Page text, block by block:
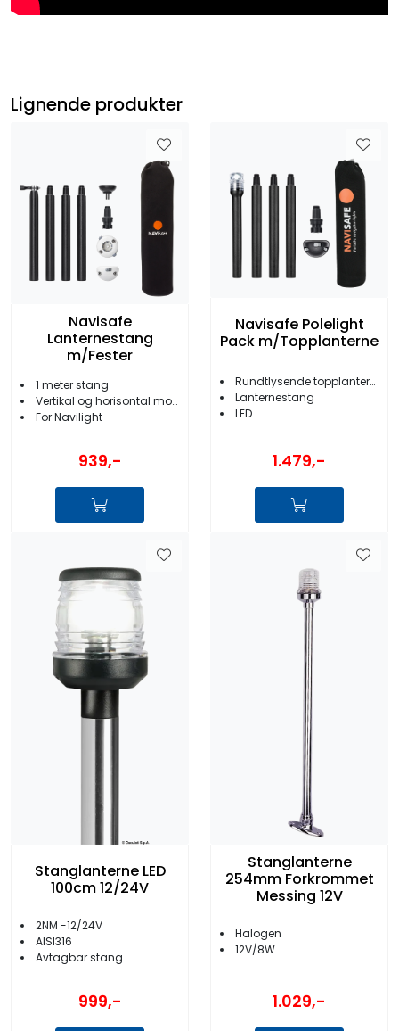
Lignende produkter
Navisafe
Lanternestang
m/Fester
1 meter stang
Vertikal og horisontal montasje
For Navilight
939,-
Navisafe Polelight
Pack m/Topplanterne
Rundtlysende topplanterne
Lanternestang
LED
1.479,-
Stanglanterne LED
100cm 12/24V
2NM -12/24V
AISI316
Avtagbar stang
999,-
Stanglanterne
254mm Forkrommet
Messing 12V
Halogen
12V/8W
1.029,-